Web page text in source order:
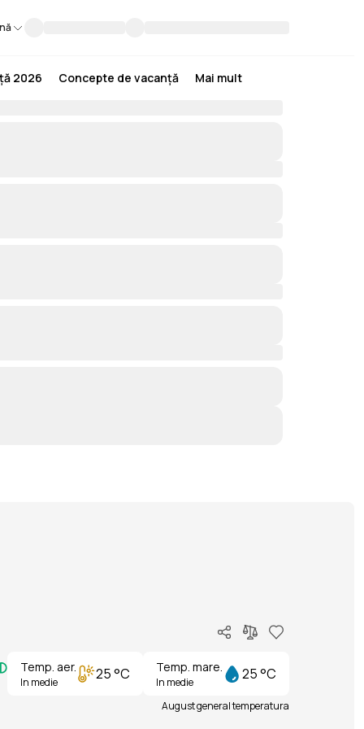
2026 Concepte de vacanță Mai mult
Temp. aer.
In medie 25 °C Temp. mare.
In medie 25 °C
August general temperatura